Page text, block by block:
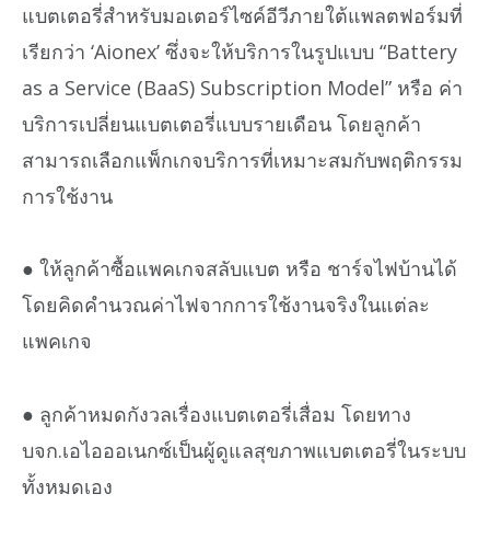
แบตเตอรี่สำหรับมอเตอร์ไซค์อีวีภายใต้แพลตฟอร์มที่
เรียกว่า ‘Aionex’ ซึ่งจะให้บริการในรูปแบบ “Battery
as a Service (BaaS) Subscription Model” หรือ ค่า
บริการเปลี่ยนแบตเตอรี่แบบรายเดือน โดยลูกค้า
สามารถเลือกแพ็กเกจบริการที่เหมาะสมกับพฤติกรรม
การใช้งาน
● ให้ลูกค้าซื้อแพคเกจสลับแบต หรือ ชาร์จไฟบ้านได้
โดยคิดคำนวณค่าไฟจากการใช้งานจริงในแต่ละ
แพคเกจ
● ลูกค้าหมดกังวลเรื่องแบตเตอรี่เสื่อม โดยทาง
บจก.เอไอออเนกซ์เป็นผู้ดูแลสุขภาพแบตเตอรี่ในระบบ
ทั้งหมดเอง